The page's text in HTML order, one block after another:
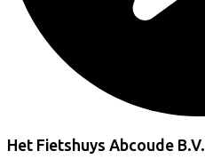
Het Fietshuys Abcoude B.V.